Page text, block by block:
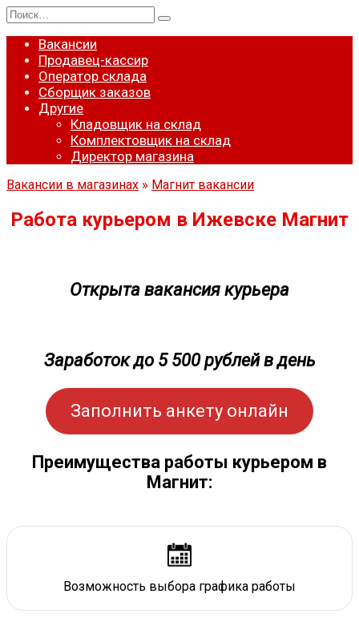
Перейти
к
содержанию
Search
for:
Вакансии
Продавец-кассир
Оператор склада
Сборщик заказов
Другие
Кладовщик на склад
Комплектовщик на склад
Директор магазина
Вакансии в магазинах » Магнит вакансии
Работа курьером в Ижевске Магнит
Открыта вакансия курьера
Заработок до 5 500 рублей в день
Заполнить анкету онлайн
Преимущества работы курьером в
Магнит:
Возможность выбора графика работы